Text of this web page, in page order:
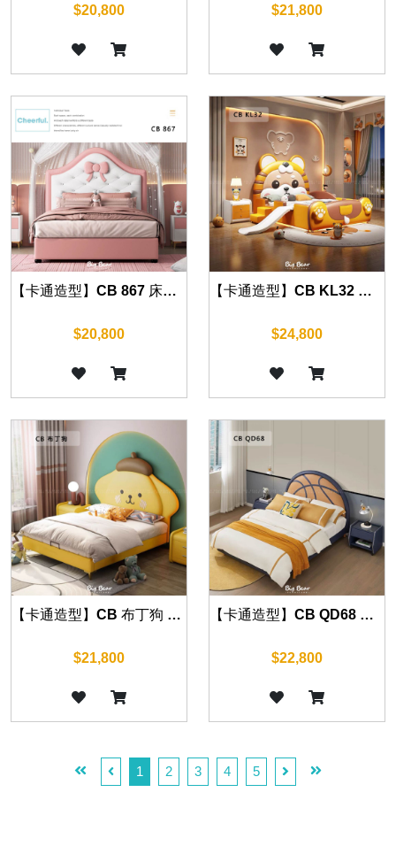
$20,800 $21,800
【卡通造型】CB 867 床組 另有四尺
$20,800
【卡通造型】CB KL32 床組 另有四尺
$24,800
【卡通造型】CB 布丁狗 床組 另有四尺
$21,800
【卡通造型】CB QD68 床組 另有四尺
$22,800
1 2 3 4 5